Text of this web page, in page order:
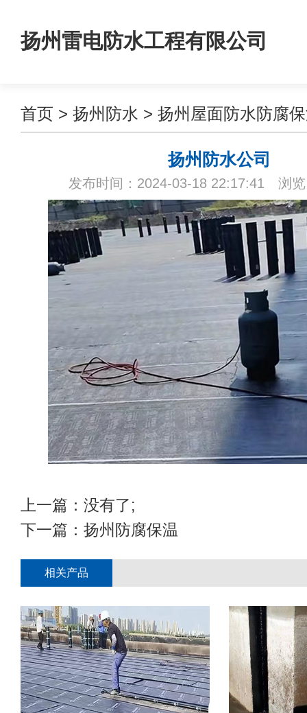
扬州雷电防水工程有限公司
首页 > 扬州防水 > 扬州屋面防水防腐
扬州防水公司
发布时间：2024-03-18 22:17:41 浏览
上一篇：没有了;
下一篇： 扬州防腐保温
相关产品